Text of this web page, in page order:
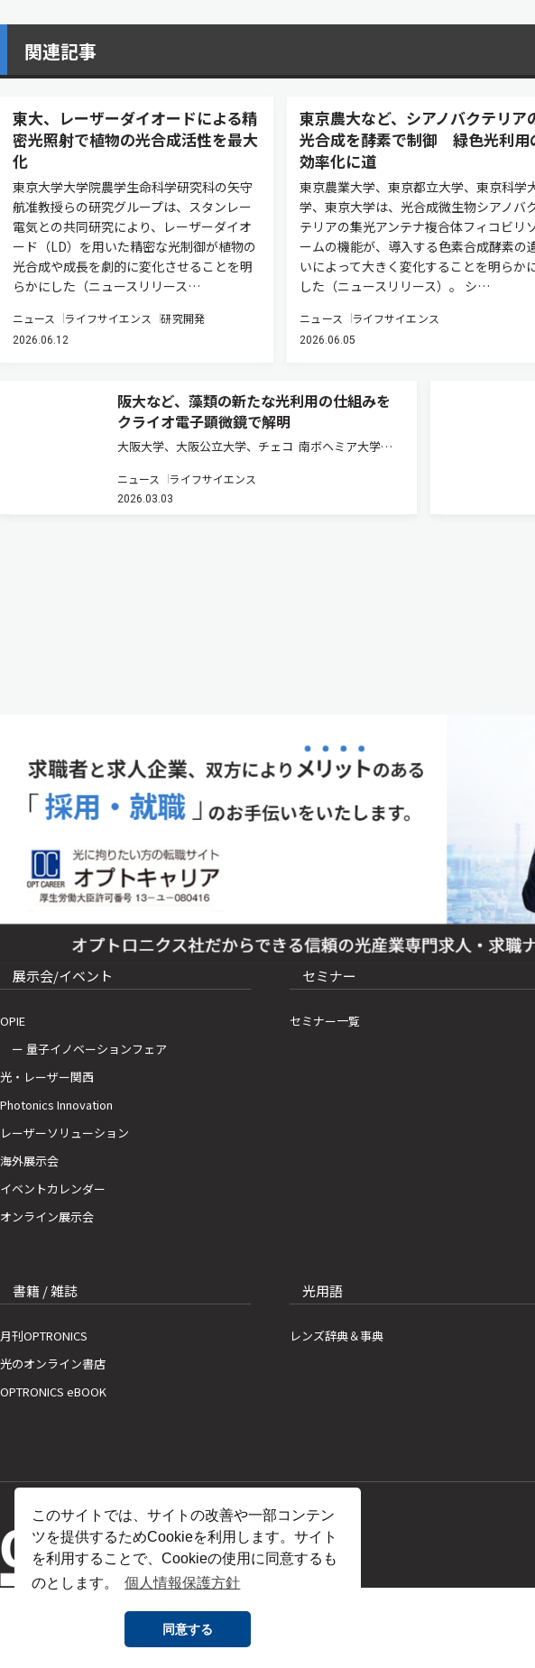
このサイトでは、サイトの改善や一部コンテン
ツを提供するためCookieを利用します。サイト
を利用することで、Cookieの使用に同意するも
のとします。
個人情報保護方針
同意する
関連記事
東大、レーザーダイオードによる精
密光照射で植物の光合成活性を最大
化
東京大学大学院農学生命科学研究科の矢守
航准教授らの研究グループは、スタンレー
電気との共同研究により、レーザーダイオ
ード（LD）を用いた精密な光制御が植物の
光合成や成長を劇的に変化させることを明
らかにした（ニュースリリース…
ニュース ライフサイエンス 研究開発
2026.06.12
東京農大など、シアノバクテリア
光合成を酵素で制御 緑色光利用
効率化に道
東京農業大学、東京都立大学、東京科学
学、東京大学は、光合成微生物シアノバ
テリアの集光アンテナ複合体フィコビリ
ームの機能が、導入する色素合成酵素の
いによって大きく変化することを明らか
した（ニュースリリース）。 シ…
ニュース ライフサイエンス
2026.06.05
阪大など、藻類の新たな光利用の仕組みを
クライオ電子顕微鏡で解明
大阪大学、大阪公立大学、チェコ 南ボヘミア大学、
藻Trachydiscus minutusの光合成アンテナrVCPの立体
構造を2.4Åの高分解能で解明した（ニ…
ニュース ライフサイエンス
2026.03.03
展示会/イベント
OPIE
ー 量子イノベーションフェア
光・レーザー関西
Photonics Innovation
レーザーソリューション
海外展示会
イベントカレンダー
オンライン展示会
セミナー
セミナー一覧
書籍 / 雑誌
月刊OPTRONICS
光のオンライン書店
OPTRONICS eBOOK
光用語
レンズ辞典＆事典